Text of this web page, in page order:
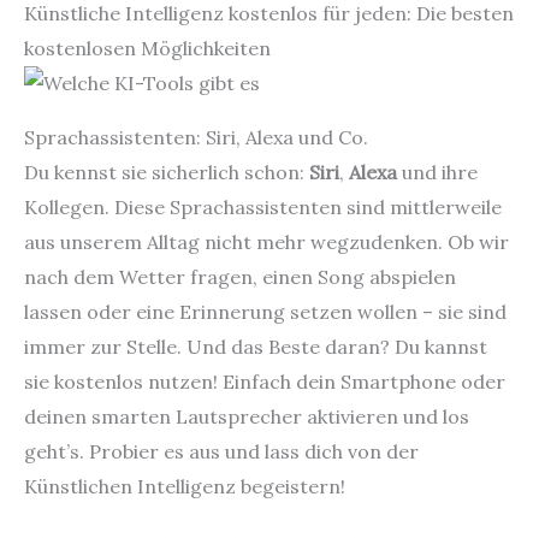
Künstliche Intelligenz kostenlos für jeden: Die besten
kostenlosen Möglichkeiten
Sprachassistenten: Siri, Alexa und Co.
Du kennst sie sicherlich schon: Siri, Alexaund ihre
Kollegen. Diese Sprachassistenten sind mittlerweile
aus unserem Alltag nicht mehr wegzudenken. Ob wir
nach dem Wetter fragen, einen Song abspielen
lassen oder eine Erinnerung setzen wollen – sie sind
immer zur Stelle. Und das Beste daran? Du kannst
sie kostenlos nutzen! Einfach dein Smartphone oder
deinen smarten Lautsprecher aktivieren und los
geht’s. Probier es aus und lass dich von der
Künstlichen Intelligenz begeistern!